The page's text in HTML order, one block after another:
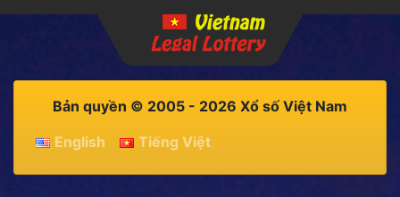
Bản quyền © 2005 - 2026 Xổ số Việt Nam
English
Tiếng Việt